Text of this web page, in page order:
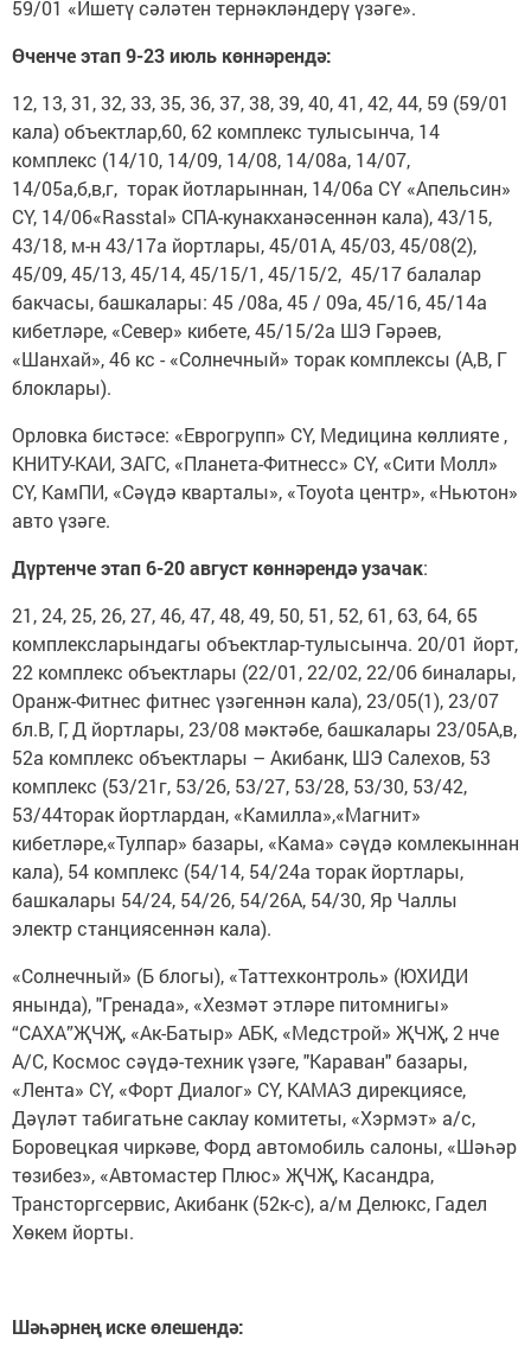
59/01 «Ишетү сәләтен тернәкләндерү үзәге».
Өченче этап 9-23 июль көннәрендә:
12, 13, 31, 32, 33, 35, 36, 37, 38, 39, 40, 41, 42, 44, 59 (59/01
кала) объектлар,60, 62 комплекс тулысынча, 14
комплекс (14/10, 14/09, 14/08, 14/08а, 14/07,
14/05а,б,в,г, торак йотларыннан, 14/06а СҮ «Апельсин»
СҮ, 14/06«Rasstal» СПА-кунакханәсеннән кала), 43/15,
43/18, м-н 43/17а йортлары, 45/01А, 45/03, 45/08(2),
45/09, 45/13, 45/14, 45/15/1, 45/15/2, 45/17 балалар
бакчасы, башкалары: 45 /08а, 45 / 09а, 45/16, 45/14а
кибетләре, «Север» кибете, 45/15/2а ШЭ Гәрәев,
«Шанхай», 46 кс - «Солнечный» торак комплексы (А,В, Г
блоклары).
Орловка бистәсе: «Еврогрупп» СҮ, Медицина көллияте ,
КНИТУ-КАИ, ЗАГС, «Планета-Фитнесс» СҮ, «Сити Молл»
СҮ, КамПИ, «Сәүдә кварталы», «Toyota центр», «Ньютон»
авто үзәге.
Дүртенче этап 6-20 август көннәрендә узачак:
21, 24, 25, 26, 27, 46, 47, 48, 49, 50, 51, 52, 61, 63, 64, 65
комплексларындагы объектлар-тулысынча. 20/01 йорт,
22 комплекс объектлары (22/01, 22/02, 22/06 биналары,
Оранж-Фитнес фитнес үзәгеннән кала), 23/05(1), 23/07
бл.В, Г, Д йортлары, 23/08 мәктәбе, башкалары 23/05А,в,
52а комплекс объектлары – Акибанк, ШЭ Салехов, 53
комплекс (53/21г, 53/26, 53/27, 53/28, 53/30, 53/42,
53/44торак йортлардан, «Камилла»,«Магнит»
кибетләре,«Тулпар» базары, «Кама» сәүдә комлекыннан
кала), 54 комплекс (54/14, 54/24а торак йортлары,
башкалары 54/24, 54/26, 54/26А, 54/30, Яр Чаллы
электр станциясеннән кала).
«Солнечный» (Б блогы), «Таттехконтроль» (ЮХИДИ
янында), "Гренада», «Хезмәт этләре питомнигы»
“САХА”ҖЧҖ, «Ак-Батыр» АБК, «Медстрой» ҖЧҖ, 2 нче
А/С, Космос сәүдә-техник үзәге, "Караван" базары,
«Лента» СҮ, «Форт Диалог» СҮ, КАМАЗ дирекциясе,
Дәүләт табигатьне саклау комитеты, «Хэрмэт» а/с,
Боровецкая чиркәве, Форд автомобиль салоны, «Шәһәр
төзибез», «Автомастер Плюс» ҖЧҖ, Касандра,
Трансторгсервис, Акибанк (52к-с), а/м Делюкс, Гадел
Хөкем йорты.
Шәһәрнең иске өлешендә: